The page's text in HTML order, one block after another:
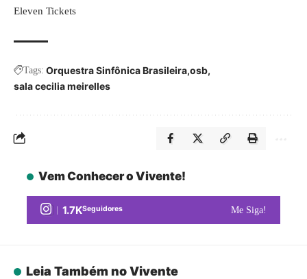
Eleven Tickets
Tags: Orquestra Sinfônica Brasileira osb
sala cecilia meirelles
Vem Conhecer o Vivente!
1.7KSeguidores Me Siga!
Leia Também no Vivente